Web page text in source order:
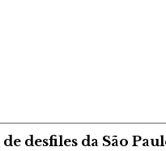
desfiles da São